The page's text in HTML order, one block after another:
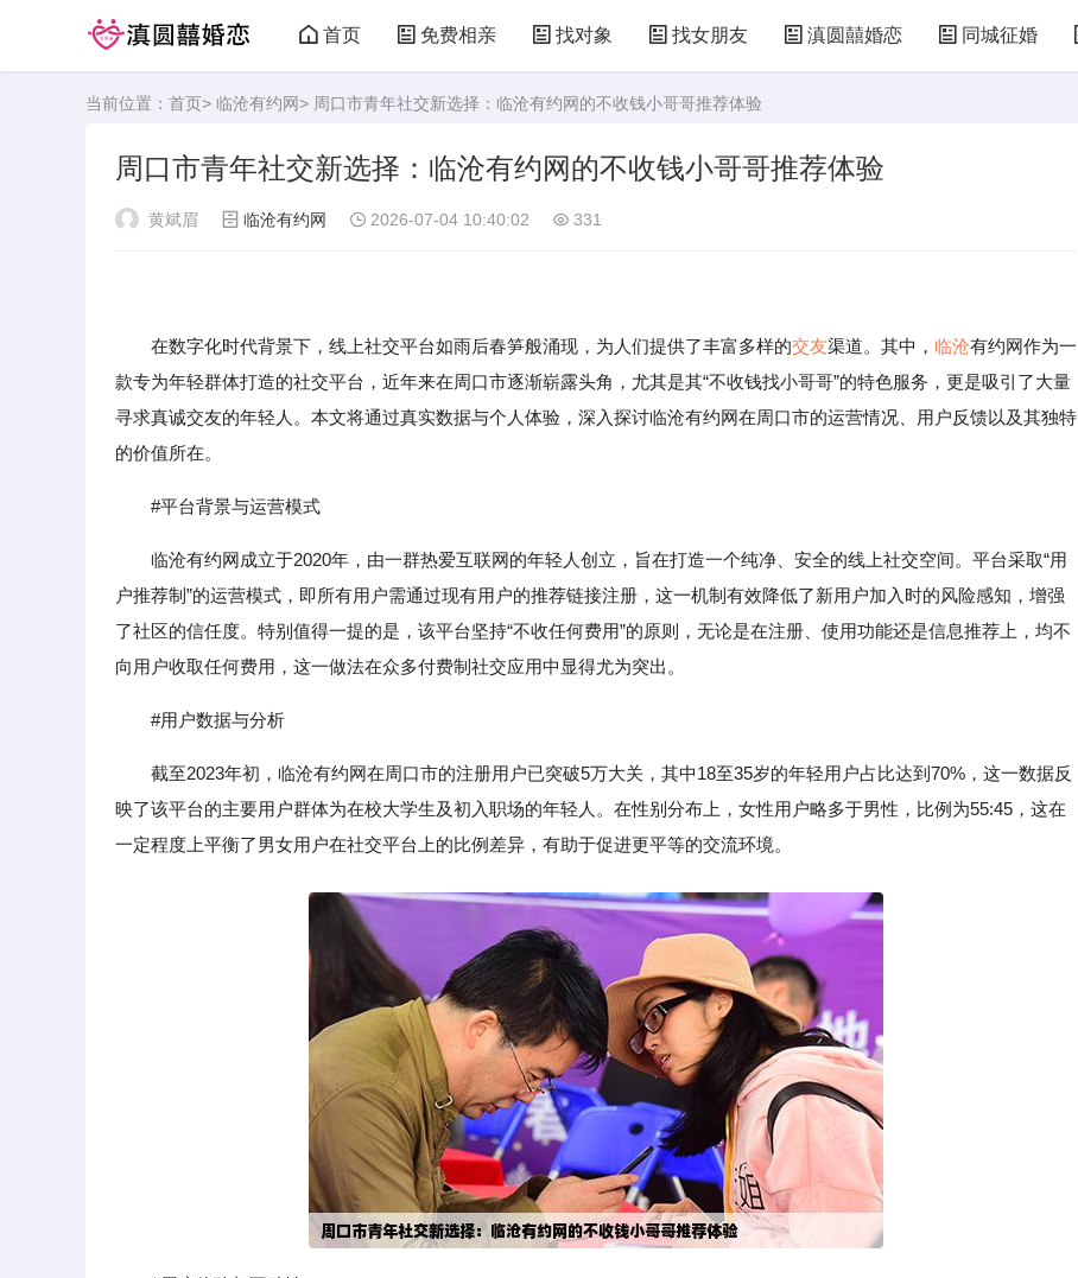
首页 免费相亲 找对象 找女朋友 滇圆囍婚恋 同城征婚
当前位置： 首页> 临沧有约网> 周口市青年社交新选择：临沧有约网的不收钱小哥哥推荐体验
周口市青年社交新选择：临沧有约网的不收钱小哥哥推荐体验
黄斌眉 临沧有约网 2026-07-04 10:40:02 331
在数字化时代背景下，线上社交平台如雨后春笋般涌现，为人们提供了丰富多样的交友渠道。其中， 临沧有约网作为一
款专为年轻群体打造的社交平台，近年来在周口市逐渐崭露头角，尤其是其“不收钱找小哥哥”的特色服务，更是吸引了大量
寻求真诚交友的年轻人。本文将通过真实数据与个人体验，深入探讨临沧有约网在周口市的运营情况、用户反馈以及其独特
的价值所在。
#平台背景与运营模式
临沧有约网成立于2020年，由一群热爱互联网的年轻人创立，旨在打造一个纯净、安全的线上社交空间。平台采取“用
户推荐制”的运营模式，即所有用户需通过现有用户的推荐链接注册，这一机制有效降低了新用户加入时的风险感知，增强
了社区的信任度。特别值得一提的是，该平台坚持“不收任何费用”的原则，无论是在注册、使用功能还是信息推荐上，均不
向用户收取任何费用，这一做法在众多付费制社交应用中显得尤为突出。
#用户数据与分析
截至2023年初，临沧有约网在周口市的注册用户已突破5万大关，其中18至35岁的年轻用户占比达到70%，这一数据反
映了该平台的主要用户群体为在校大学生及初入职场的年轻人。在性别分布上，女性用户略多于男性，比例为55:45，这在
一定程度上平衡了男女用户在社交平台上的比例差异，有助于促进更平等的交流环境。